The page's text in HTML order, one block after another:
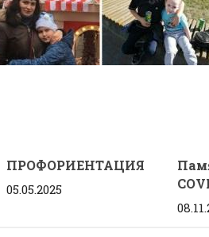
ПРОФОРИЕНТАЦИЯ
05.05.2025